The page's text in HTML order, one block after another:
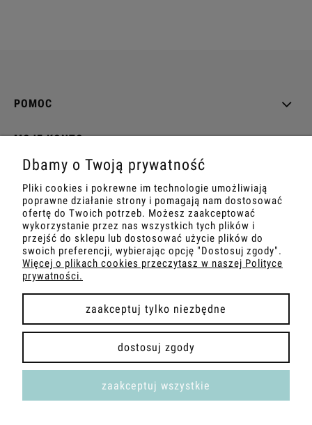
POMOC
MOJE KONTO
PŁATNOŚCI I DOSTAWA
INFORMACJE
O NAS
pokaż pełną wersję strony
Sklep internetowy Shoper.pl
Dbamy o Twoją prywatność
Pliki cookies i pokrewne im technologie umożliwiają
poprawne działanie strony i pomagają nam dostosować
ofertę do Twoich potrzeb. Możesz zaakceptować
wykorzystanie przez nas wszystkich tych plików i
przejść do sklepu lub dostosować użycie plików do
swoich preferencji, wybierając opcję "Dostosuj zgody".
Więcej o plikach cookies przeczytasz w naszej Polityce
prywatności.
zaakceptuj tylko niezbędne
dostosuj zgody
zaakceptuj wszystkie